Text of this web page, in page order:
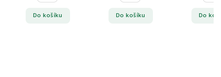
Do košíku Do košíku Do